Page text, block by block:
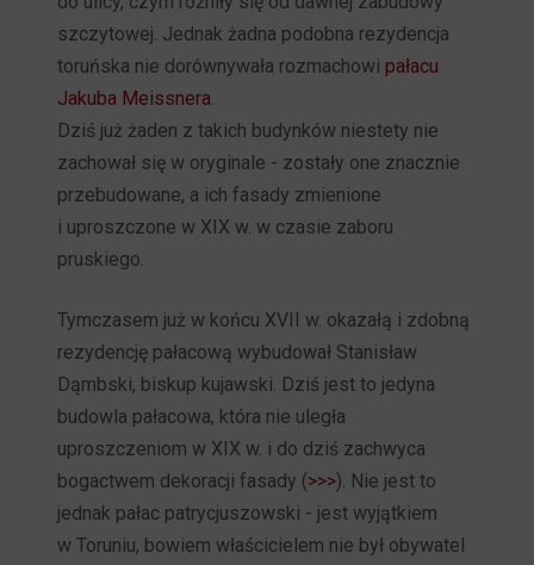
szczytowej. Jednak żadna podobna rezydencja
toruńska nie dorównywała rozmachowi pałacu
Jakuba Meissnera.
Dziś już żaden z takich budynków niestety nie
zachował się w oryginale - zostały one znacznie
przebudowane, a ich fasady zmienione
i uproszczone w XIX w. w czasie zaboru
pruskiego.
Tymczasem już w końcu XVII w. okazałą i zdobną
rezydencję pałacową wybudował Stanisław
Dąmbski, biskup kujawski. Dziś jest to jedyna
budowla pałacowa, która nie uległa
uproszczeniom w XIX w. i do dziś zachwyca
bogactwem dekoracji fasady (>>>). Nie jest to
jednak pałac patrycjuszowski - jest wyjątkiem
w Toruniu, bowiem właścicielem nie był obywatel